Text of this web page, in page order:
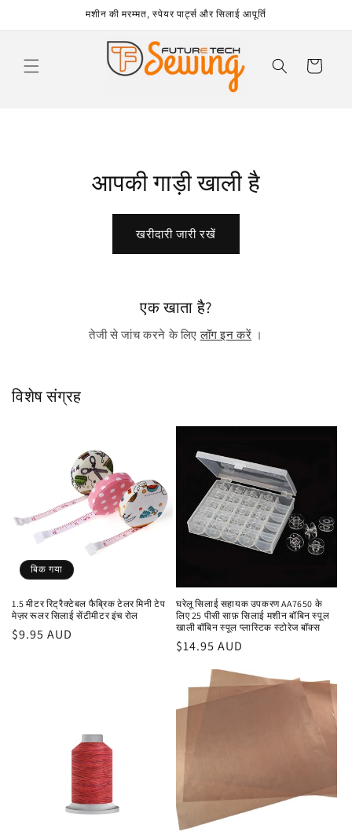
मशीन की मरम्मत, स्पेयर पार्ट्स और सिलाई आपूर्ति
कार्ट
आपकी गाड़ी खाली है
खरीदारी जारी रखें
एक खाता है?
तेजी से जांच करने के लिएलॉग इन करें ।
विशेष संग्रह
बिक गया
1.5 मीटर रिट्रैक्टेबल फैब्रिक टेलर मिनी टेप
मेज़र रूलर सिलाई सेंटीमीटर इंच रोल
नियमित
$9.95 AUD
घरेलू सिलाई सहायक उपकरण AA7650 के
लिए 25 पीसी साफ़ सिलाई मशीन बॉबिन स्पूल
खाली बॉबिन स्पूल प्लास्टिक स्टोरेज बॉक्स
नियमित
मूल्य
$14.95 AUD